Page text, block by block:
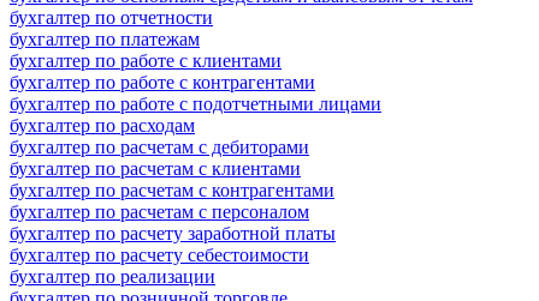
бухгалтер по отчетности
бухгалтер по платежам
бухгалтер по работе с клиентами
бухгалтер по работе с контрагентами
бухгалтер по работе с подотчетными лицами
бухгалтер по расходам
бухгалтер по расчетам с дебиторами
бухгалтер по расчетам с клиентами
бухгалтер по расчетам с контрагентами
бухгалтер по расчетам с персоналом
бухгалтер по расчету заработной платы
бухгалтер по расчету себестоимости
бухгалтер по реализации